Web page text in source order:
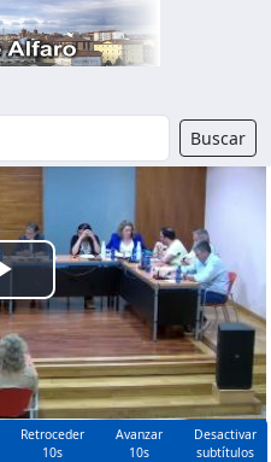
Buscar
Reproducir
Vídeo
Retroceder
10s
Avanzar
10s
Desactivar
subtítulos